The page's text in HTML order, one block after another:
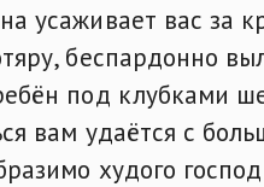
усаживает вас за
беспардонно
под клубками
вам удаётся с
худого